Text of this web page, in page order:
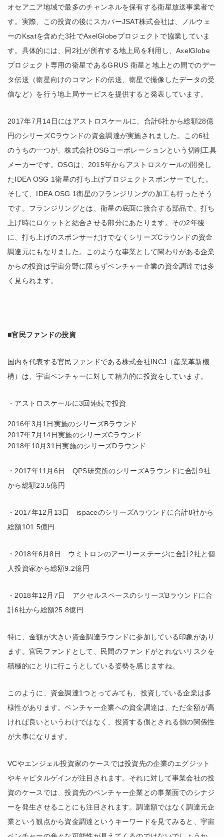
オセアニア地域で最多のチャンネルを保有する衛星放送事業者で
す。実際、この投資の後にスカパーJSAT株式会社は、ノルウェ
ーのKsatを含めた3社でAxelGlobeプロジェクトで協業していま
す。具体的には、同2社が所有する地上局を利用し、AxelGlobe
プロジェクト専用の衛星であるGRUS 衛星と地上との間でのデー
タ伝送（衛星向けのコマンドの伝送、衛星で撮像したデータの受
信など）を行う地上局サービスを提供すると発表しています。
2017年7月14日にはアストロスケールに、合計6社から総額28億
円のシリーズCラウンドの資金調達が実施されました。この6社
のうちの一つが、株式会社OSGコーポレーションという切削工具
メーカーです。OSGは、2015年からアストロスケールの開発し
たIDEA OSG 1衛星の打ち上げプロジェクトスポンサーでした。
そして、IDEA OSG 1衛星のフランジリングの加工も行ったそう
です。フランジリングとは、衛星の底面に接合する部品で、打ち
上げ時にロケットと結合させる部分にあたります。その2年後
に、打ち上げのスポンサーだけでなくシリーズCラウンドの資金
調達元にもなりました。このような事業として関わりがある企業
からの投資は宇宙分野に限らずベンチャー企業の資金調達では多
く見られます。
■官民ファンドの投資
国内を代表する官民ファンドである株式会社INCJ（産業革新機
構）は、宇宙ベンチャーに対して精力的に投資をしています。
・ アストロスケールに3回連続で投資
2016年3月1日実施のシリーズBラウンド
2017年7月14日実施のシリーズCラウンド
2018年10月31日実施のシリーズDラウンド
・2017年11月6日 QPS研究所のシリーズAラウンドに合計9社
から総額23.5億円
・2017年12月13日 ispaceのシリーズAラウンドに合計8社から
総額101.5億円
・2018年6月8日 ウミトロンのアーリーステージに合計2社と個
人投資家から総額9.2億円
・2018年12月7日 アクセルスペースのシリーズBラウンドに合
計6社から総額25.8億円
特に、金額が大きい資金調達ラウンドに参加している印象があり
ます。官民ファンドとして、民間のファンドがとれないリスクを
積極的にとりに行こうとしている姿勢を感じますね。
このように、資金調達1つとってみても、投資している企業は多
様性があります。ベンチャー企業への資金調達は、ただ金額が高
ければ良いというわけではなく、投資する側とされる側の関係性
が大事になります。
VCやエンジェル投資家のケースでは投資先の企業のエグジット
やキャピタルゲインが注目されます。それに対して事業会社の投
資のケースでは、投資先のベンチャー企業との事業面でのシナジ
ーを発生させることにも注目されます。調達額ではなく調達元企
業という観点から資金調達というキーワードを見てみると、宇宙